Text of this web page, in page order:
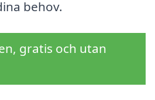
behov.
gratis och utan